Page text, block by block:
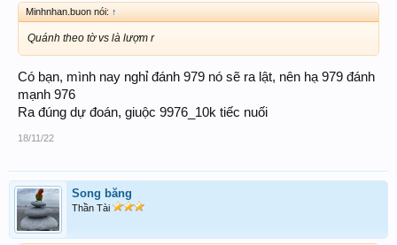
Minhnhan.buon nói: ↑
Quánh theo tờ vs là lượm r
Có bạn, mình nay nghỉ đánh 979 nó sẽ ra lật, nên hạ 979 đánh
mạnh 976
Ra đúng dự đoán, giuộc 9976_10k tiếc nuối
18/11/22
Song băng
Thần Tài